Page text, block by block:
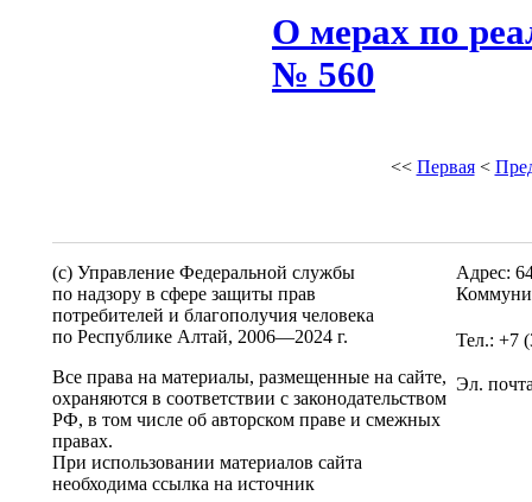
О мерах по
№ 560
<< Первая<
(c) Управление Федеральной службы
по надзору в сфере защиты прав
потребителей и благополучия человека
по Республике Алтай, 2006—2024 г.
Все права на материалы, размещенные на сайте,
охраняются в соответствии с законодательством
РФ, в том числе об авторском праве и смежных
правах.
При использовании материалов сайта
необходима ссылка на источник
Адрес:
Тел.: +7
Эл.